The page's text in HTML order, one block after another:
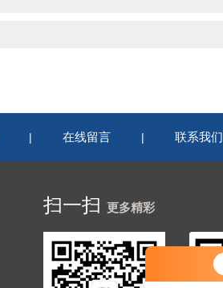
| 在线留言 | 联系我们
扫一扫 更多精彩